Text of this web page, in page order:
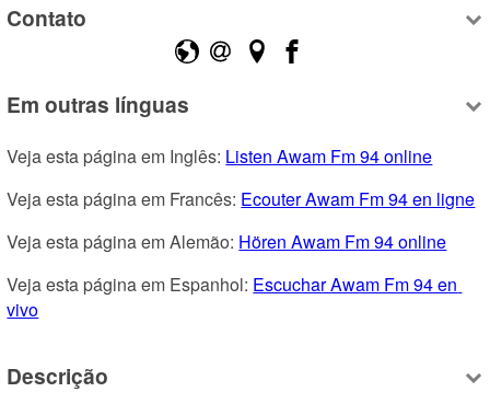
Contato
Em outras línguas
Veja esta página em Inglês: Listen Awam Fm 94 online
Veja esta página em Francês: Ecouter Awam Fm 94 en ligne
Veja esta página em Alemão: Hören Awam Fm 94 online
Veja esta página em Espanhol: Escuchar Awam Fm 94 en
vivo
Descrição